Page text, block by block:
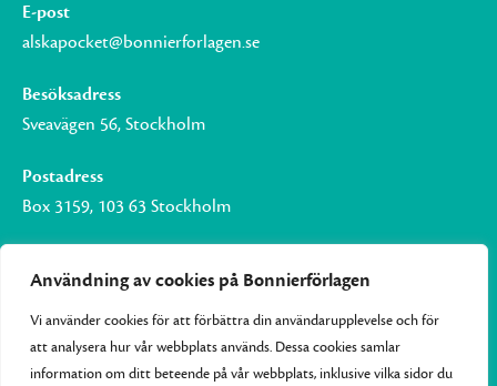
Användning av cookies på Bonnierförlagen
Vi använder cookies för att förbättra din användarupplevelse och för
att analysera hur vår webbplats används. Dessa cookies samlar
information om ditt beteende på vår webbplats, inklusive vilka sidor du
E-post
alskapocket@bonnierforlagen.se
Besöksadress
Sveavägen 56, Stockholm
Postadress
Box 3159, 103 63 Stockholm
Om Bonnierförlagen
Cookies